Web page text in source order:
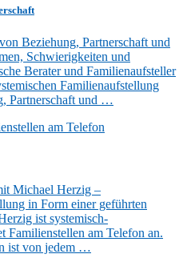
Beziehung, Partnerschaft und
Schwierigkeiten und
Berater und Familienaufsteller
Familienaufstellung
Partnerschaft und …
Michael Herzig –
in Form einer geführten
ist systemisch-
Familienstellen am Telefon an.
ist von jedem …